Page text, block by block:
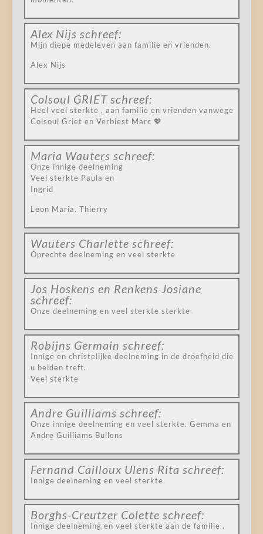
Alex Nijs schreef:
Mijn diepe medeleven aan familie en vrienden.
Alex Nijs
Colsoul GRIET schreef:
Heel veel sterkte , aan familie en vrienden vanwege
Colsoul Griet en Verbiest Marc 💖
Maria Wauters schreef:
Onze innige deelneming
Veel sterkte Paula en
Ingrid
Leon Maria. Thierry
Wauters Charlette schreef:
Oprechte deelneming en veel sterkte
Jos Hoskens en Renkens Josiane
schreef:
Onze deelneming en veel sterkte sterkte
Robijns Germain schreef:
Innige en christelijke deelneming in de droefheid die
u beiden treft.
Veel sterkte
Andre Guilliams schreef:
Onze innige deelneming en veel sterkte. Gemma en
Andre Guilliams Bullens
Fernand Cailloux Ulens Rita schreef:
Innige deelneming en veel sterkte.
Borghs-Creutzer Colette schreef:
Innige deelneming en veel sterkte aan de familie .